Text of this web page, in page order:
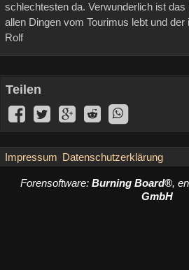
schlechtesten da. Verwunderlich ist
allen Dingen vom Tourimus lebt und
Rolf
Teilen
Impressum Datenschutzerklärung
Forensoftware: Burning Board®,
GmbH